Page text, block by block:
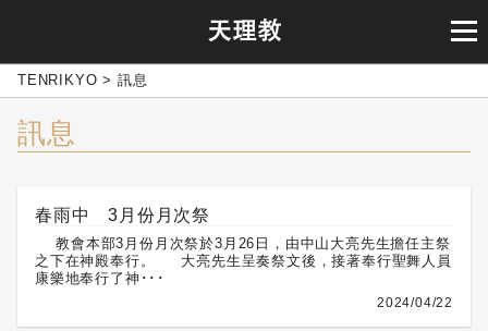
TENRIKYO > 訊息
訊息
春雨中 3月份月次祭
教會本部3月份月次祭於3月26日，由中山大亮先生擔任主祭
之下在神殿奉行。 大亮先生呈奏祭文後，接著奉行聖舞人員
康樂地奉行了神･･･
2024/04/22